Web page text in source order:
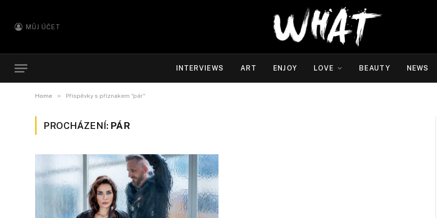
MŮJ ÚČET
INTERVIEWS ART ENJOY LOVE BEAUTY NEWS
Home » Příspěvky s příznakem "pár"
PROCHÁZENÍ: PÁR